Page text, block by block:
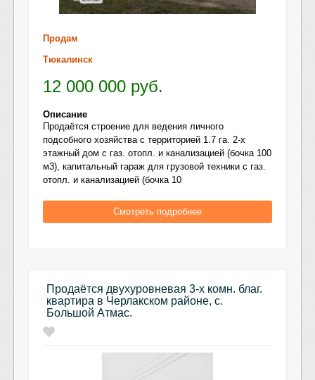
Продам
Тюкалинск
12 000 000 руб.
Описание
Продаётся строение для ведения личного
подсобного хозяйства с территорией 1.7 га. 2-х
этажный дом с газ. отопл. и канализацией (бочка 100
м3), капитальный гараж для грузовой техники с газ.
отопл. и канализацией (бочка 10
Смотреть подробнее
Продаётся двухуровневая 3-х комн. благ.
квартира в Черлакском районе, с.
Большой Атмас.